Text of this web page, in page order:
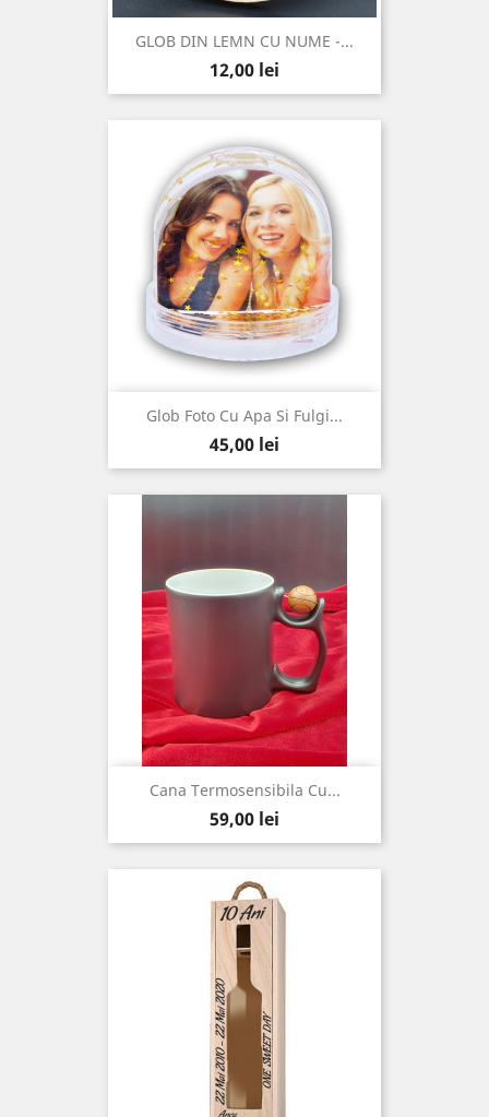
GLOB DIN LEMN CU NUME -...
Pret
12,00 lei
Glob Foto Cu Apa Si Fulgi...
Pret
45,00 lei
Cana Termosensibila Cu...
Pret
59,00 lei